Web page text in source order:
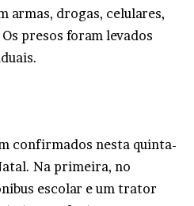
armas, drogas, celulares,
presos foram levados
confirmados nesta quinta-
Na primeira, no
escolar e um trator